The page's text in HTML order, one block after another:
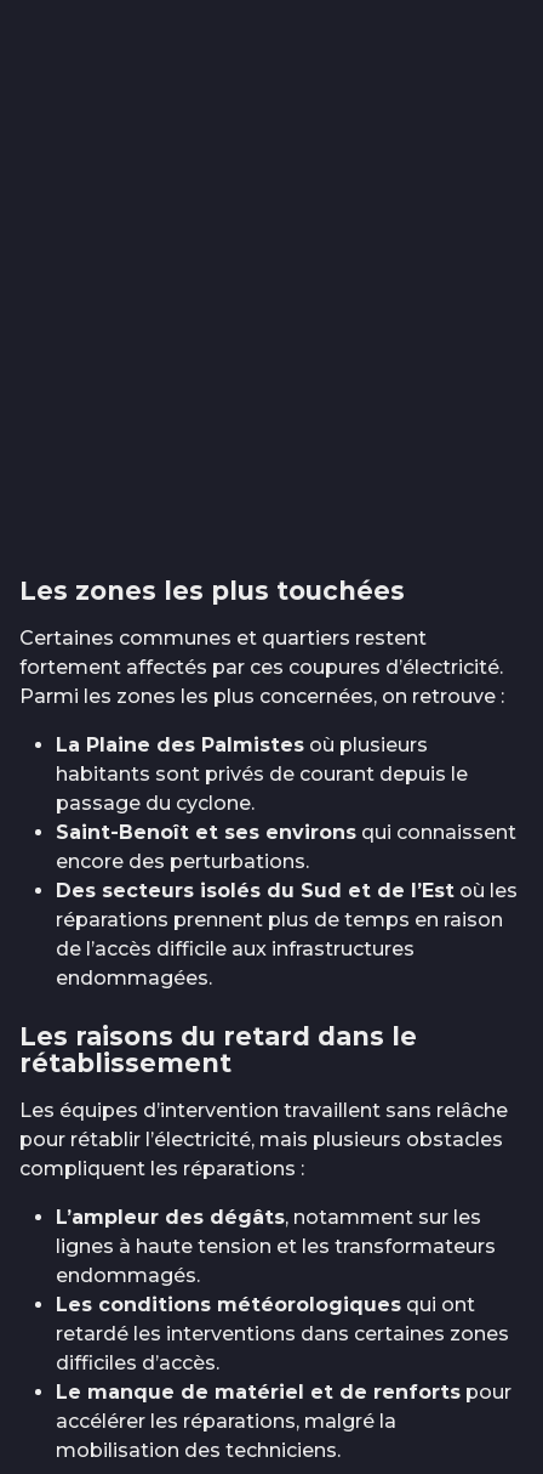
Les zones les plus touchées
Certaines communes et quartiers restent
fortement affectés par ces coupures d’électricité.
Parmi les zones les plus concernées, on retrouve :
La Plaine des Palmistes où plusieurs
habitants sont privés de courant depuis le
passage du cyclone.
Saint-Benoît et ses environs qui connaissent
encore des perturbations.
Des secteurs isolés du Sud et de l’Est où les
réparations prennent plus de temps en raison
de l’accès difficile aux infrastructures
endommagées.
Les raisons du retard dans le
rétablissement
Les équipes d’intervention travaillent sans relâche
pour rétablir l’électricité, mais plusieurs obstacles
compliquent les réparations :
L’ampleur des dégâts, notamment sur les
lignes à haute tension et les transformateurs
endommagés.
Les conditions météorologiques qui ont
retardé les interventions dans certaines zones
difficiles d’accès.
Le manque de matériel et de renforts pour
accélérer les réparations, malgré la
mobilisation des techniciens.